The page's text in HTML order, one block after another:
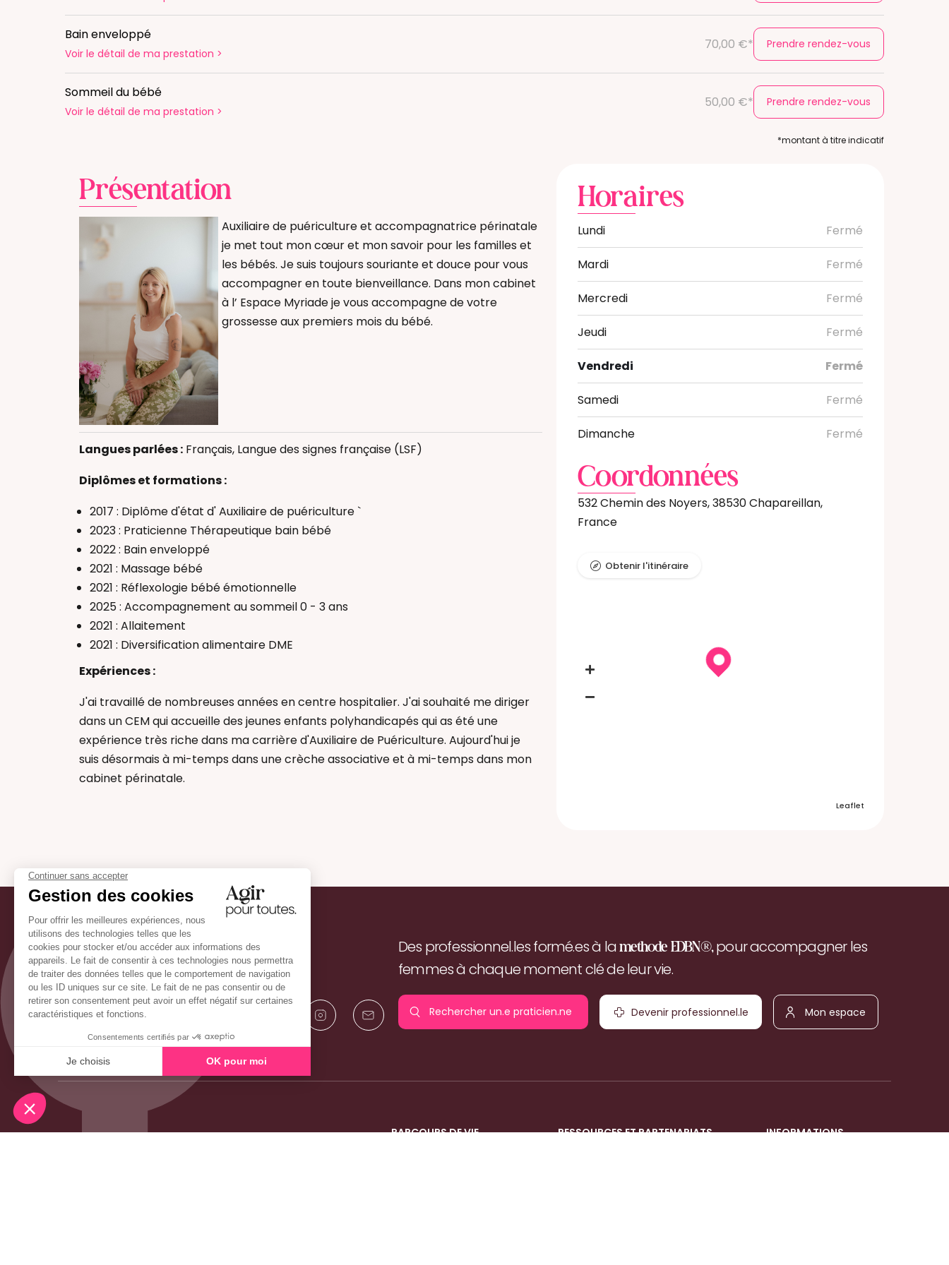
Bain enveloppé
Voir le détail de ma prestation >
70,00 €* Prendre rendez-vous
Sommeil du bébé
Voir le détail de ma prestation >
50,00 €* Prendre rendez-vous
*montant à titre indicatif
Présentation
Auxiliaire de puériculture et accompagnatrice périnatale
je met tout mon cœur et mon savoir pour les familles et
les bébés. Je suis toujours souriante et douce pour vous
accompagner en toute bienveillance. Dans mon cabinet
à l’ Espace Myriade je vous accompagne de votre
grossesse aux premiers mois du bébé.
Réflexologie bébé
Langues parlées : Français, Langue des signes française (LSF)
Diplômes et formations :
2017 : Diplôme d'état d' Auxiliaire de puériculture `
2023 : Praticienne Thérapeutique bain bébé
2022 : Bain enveloppé
2021 : Massage bébé
2021 : Réflexologie bébé émotionnelle
2025 : Accompagnement au sommeil 0 - 3 ans
2021 : Allaitement
2021 : Diversification alimentaire DME
Expériences :
J'ai travaillé de nombreuses années en centre hospitalier. J'ai souhaité me diriger
dans un CEM qui accueille des jeunes enfants polyhandicapés qui as été une
expérience très riche dans ma carrière d'Auxiliaire de Puériculture. Aujourd'hui je
suis désormais à mi-temps dans une crèche associative et à mi-temps dans mon
cabinet périnatale.
Horaires
Lundi Fermé
Mardi Fermé
Mercredi Fermé
Jeudi Fermé
Vendredi Fermé
Samedi Fermé
Dimanche Fermé
Coordonnées
532 Chemin des Noyers, 38530 Chapareillan,
France
Leaflet
Obtenir l'itinéraire
Des professionnel.les formé.es à lamethode EDBN®,pour accompagner les
femmes à chaque moment clé de leur vie.
Rechercher un.e
praticien.ne
Devenir
professionnel.le
Mon
espace
PARCOURS DE VIE
RESSOURCES ET PARTENARIATS
INFORMATIONS